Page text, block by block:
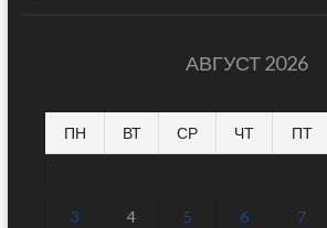
АВГУСТ 2026
ПН ВТ СР ЧТ ПТ
3 4 5 6 7